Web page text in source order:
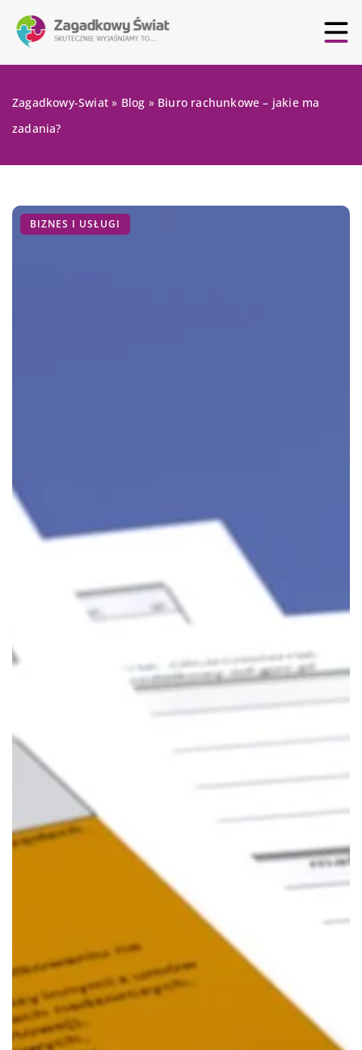
Zagadkowy-Swiat » Blog » Biuro rachunkowe – jakie ma
zadania?
BIZNES I USŁUGI